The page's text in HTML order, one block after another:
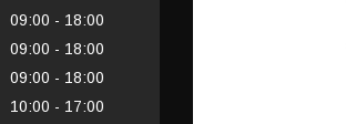
09:00
18:00
09:00
18:00
09:00
18:00
10:00
17:00